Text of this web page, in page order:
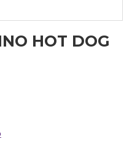
HOT DOG